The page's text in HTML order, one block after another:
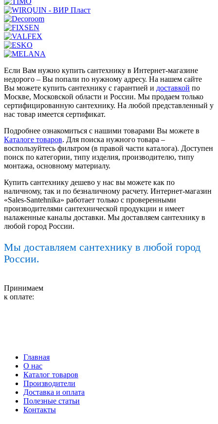
Если Вам нужно купить сантехнику в Интернет-магазине
недорого – Вы попали по нужному адресу. На нашем сайте
Вы можете купить сантехнику с гарантией и доставкой по
Москве, Московской области и России. Мы продаем только
сертифицированную сантехнику. На любой представленный у
нас товар имеется сертификат.
Подробнее ознакомиться с нашими товарами Вы можете в
Каталоге товаров. Для поиска нужного товара –
воспользуйтесь фильтром (в правой части каталога). Доступен
поиск по категории, типу изделия, производителю, типу
монтажа, основному материалу.
Купить сантехнику дешево у нас вы можете как по
наличному, так и по безналичному расчету. Интернет-магазин
«Sales-Santehnika» работает только с проверенными
производителями сантехнической продукции и имеет
налаженные каналы доставки. Мы доставляем сантехнику в
любой город России.
Мы доставляем сантехнику в любой город
России.
Принимаем
к оплате:
Главная
О нас
Каталог товаров
Производители
Доставка и оплата
Полезные статьи
Контакты